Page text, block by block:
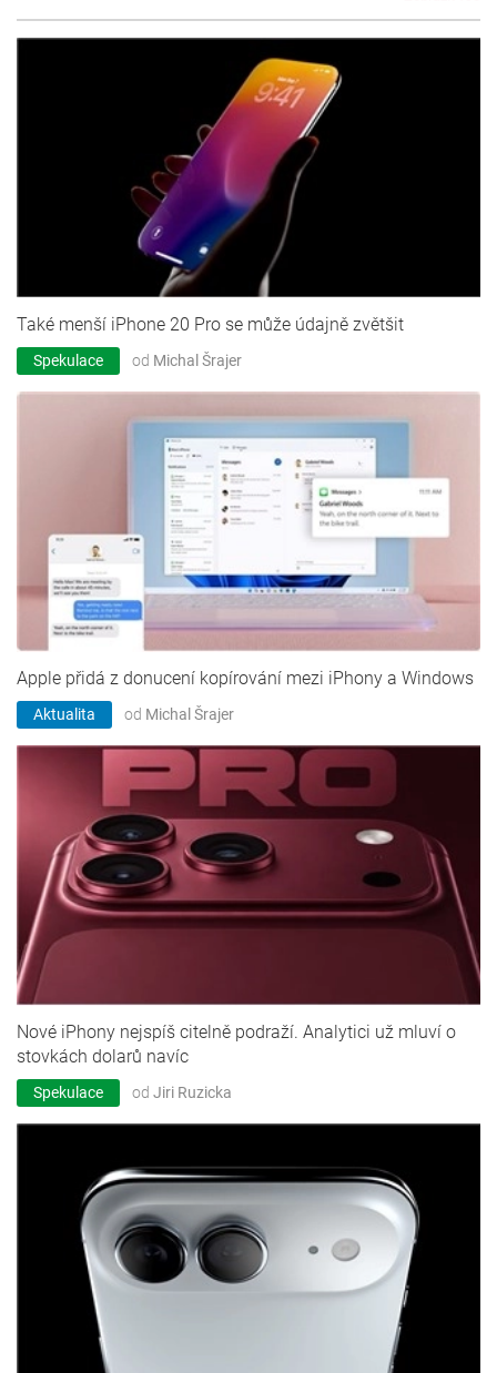
Také menší iPhone 20 Pro se může údajně zvětšit
Spekulace od Michal Šrajer
Apple přidá z donucení kopírování mezi iPhony a Windows
Aktualita od Michal Šrajer
Nové iPhony nejspíš citelně podraží. Analytici už mluví o
stovkách dolarů navíc
Spekulace od Jiri Ruzicka